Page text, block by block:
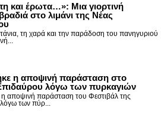
και έρωτα…»: Μια γιορτινή
στο λιμάνι της Νέας
τη χαρά και την παράδοση του πανηγυριού
η αποψινή παράσταση στο
λόγω των πυρκαγιών
η αποψινή παράσταση του Φεστιβάλ της
των πύρ...